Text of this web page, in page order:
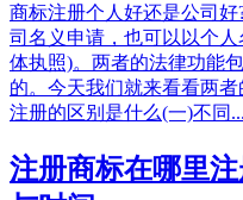
商标注册个人好还是公司
司名义申请，也可以以个
体执照)。两者的法律功能
的。今天我们就来看看两
注册的区别是什么(一)不同...
注册商标在哪里